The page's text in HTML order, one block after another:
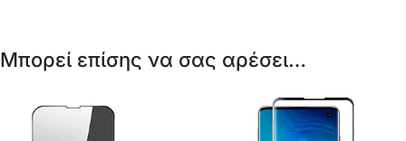
Μπορεί επίσης να σας αρέσει…